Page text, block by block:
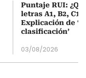
Puntaje RUI:
letras A1, B2, C1
Explicación de
clasificación’
03/08/2026